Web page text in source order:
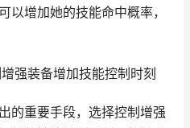
以增加她的技能命中概率，
强装备增加技能控制时刻
的重要手段，选择控制增强